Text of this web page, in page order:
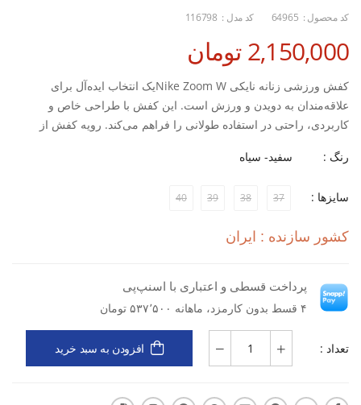
کد محصول : 64965 کد مدل : 116798
2,150,000 تومان
کفش ورزشی زنانه نایکی Nike Zoom Wیک انتخاب ایده‌آل برای
علاقه‌مندان به دویدن و ورزش است. این کفش با طراحی خاص و
کاربردی، راحتی در استفاده طولانی را فراهم می‌کند. رویه کفش از
جلوگیری می‌کند. این ویژگی‌ها باعث می‌شود تا پاها در طول فعالیت‌های
مناسب برای دویدن و ورزش‌های مختلف با ارائه پشتیبانی کافی.
اگر به دنبال کفشی هستید که هم راحتی و هم عملکرد بالایی داشته باشد،
کفش ورزشی زنانه نایکی Nike Zoom Wمی‌تواند همراهی مناسب برای
فعالیت‌های ورزشی خود خواهید داشت.
رنگ : سفید- سیاه
سایزها : 37
38
39
40
کشور سازنده : ایران
پرداخت قسطی و اعتباری با اسنپ‌پی
۴ قسط بدون کارمزد، ماهانه ۵۳۷٬۵۰۰ تومان
تعداد : افزودن به سبد خرید